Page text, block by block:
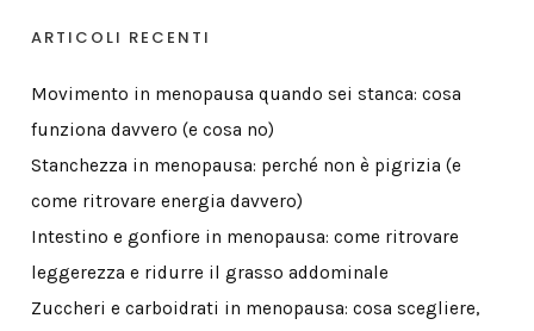
ARTICOLI RECENTI
Movimento in menopausa quando sei stanca: cosa
funziona davvero (e cosa no)
Stanchezza in menopausa: perché non è pigrizia (e
come ritrovare energia davvero)
Intestino e gonfiore in menopausa: come ritrovare
leggerezza e ridurre il grasso addominale
Zuccheri e carboidrati in menopausa: cosa scegliere,